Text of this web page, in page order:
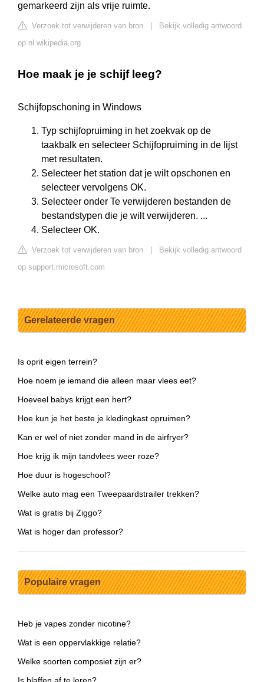
gemarkeerd zijn als vrije ruimte.
Verzoek tot verwijderen van bron
Bekijk volledig antwoord
op nl.wikipedia.org
Hoe maak je je schijf leeg?
Schijfopschoning in Windows
Typ schijfopruiming in het zoekvak op de
taakbalk en selecteer Schijfopruiming in de lijst
met resultaten.
Selecteer het station dat je wilt opschonen en
selecteer vervolgens OK.
Selecteer onder Te verwijderen bestanden de
bestandstypen die je wilt verwijderen. ...
Selecteer OK.
Verzoek tot verwijderen van bron
Bekijk volledig antwoord
op support.microsoft.com
Gerelateerde vragen
Is oprit eigen terrein?
Hoe noem je iemand die alleen maar vlees eet?
Hoeveel babys krijgt een hert?
Hoe kun je het beste je kledingkast opruimen?
Kan er wel of niet zonder mand in de airfryer?
Hoe krijg ik mijn tandvlees weer roze?
Hoe duur is hogeschool?
Welke auto mag een Tweepaardstrailer trekken?
Wat is gratis bij Ziggo?
Wat is hoger dan professor?
Populaire vragen
Heb je vapes zonder nicotine?
Wat is een oppervlakkige relatie?
Welke soorten composiet zijn er?